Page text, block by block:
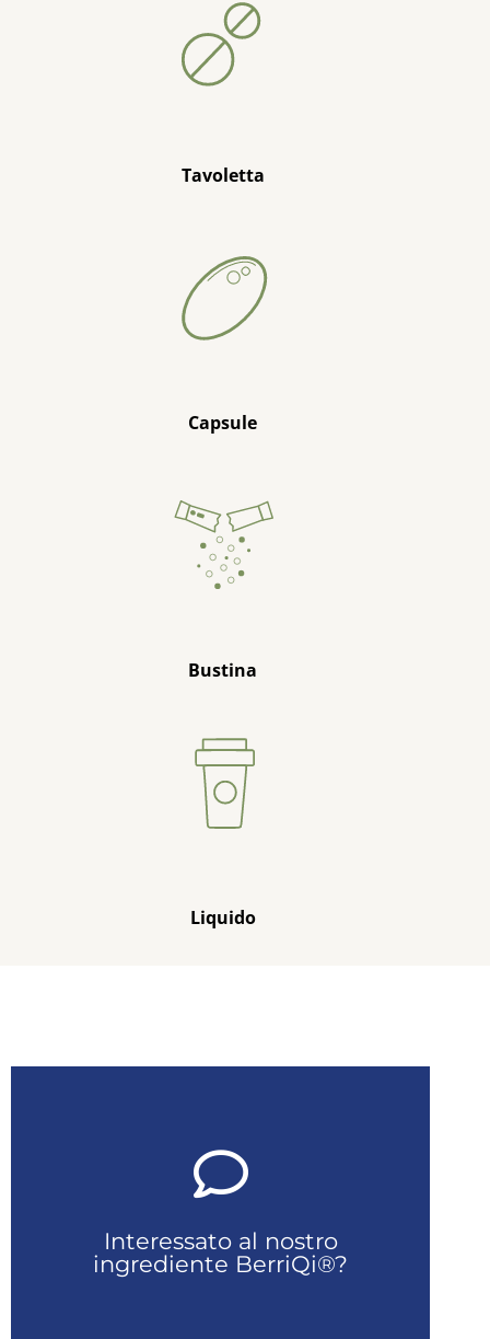
Tavoletta
Capsule
Bustina
Liquido
Interessato al nostro
ingrediente BerriQi®?
Richiedi il tuo campione
Contattaci